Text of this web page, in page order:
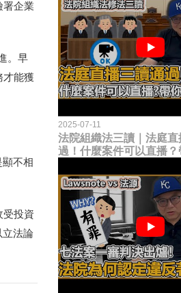
署企業
。早
才能獲
不相
受投資
立法論
2025-07-11
法院組織法三讀｜法庭直
過！什麼案件可以直播？